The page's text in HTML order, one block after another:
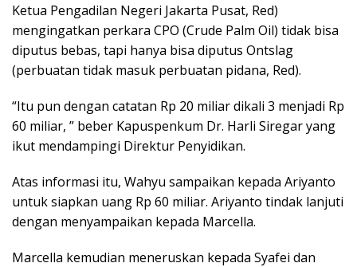
Ketua Pengadilan Negeri Jakarta Pusat, Red)
mengingatkan perkara CPO (Crude Palm Oil) tidak bisa
diputus bebas, tapi hanya bisa diputus Ontslag
(perbuatan tidak masuk perbuatan pidana, Red).
“Itu pun dengan catatan Rp 20 miliar dikali 3 menjadi Rp
60 miliar, ” beber Kapuspenkum Dr. Harli Siregar yang
ikut mendampingi Direktur Penyidikan.
Atas informasi itu, Wahyu sampaikan kepada Ariyanto
untuk siapkan uang Rp 60 miliar. Ariyanto tindak lanjuti
dengan menyampaikan kepada Marcella.
Marcella kemudian meneruskan kepada Syafei dan